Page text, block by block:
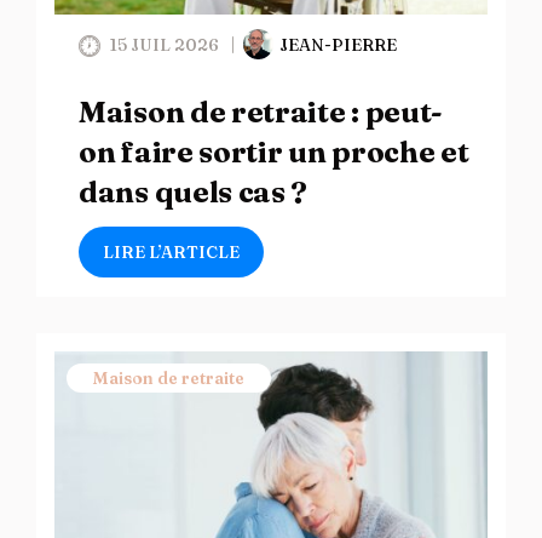
15 JUIL 2026 JEAN-PIERRE
Maison de retraite : peut-
on faire sortir un proche et
dans quels cas ?
LIRE L’ARTICLE
Maison de retraite